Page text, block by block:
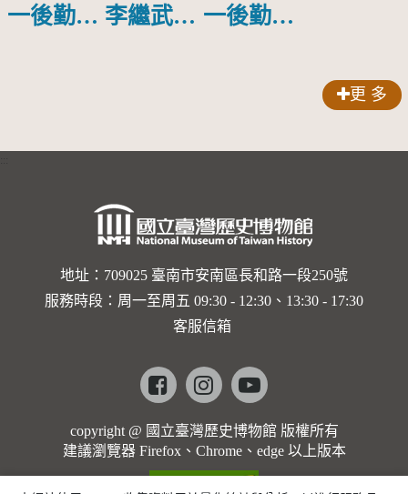
一後勤支
進行軍紀
李繼武家
留影
一後勤支
山眷舍內
更 多
地址：709025 臺南市安南區長和路一段250號
服務時段：周一至周五 09:30 - 12:30、13:30 - 17:30
客服信箱
Facebookinstagramyoutube
copyright @ 國立臺灣歷史博物館 版權所有
建議瀏覽器 Firefox、Chrome、edge 以上版本